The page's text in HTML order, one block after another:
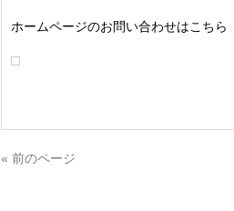
ホームページのお問い合わせはこちら
« 前のページ